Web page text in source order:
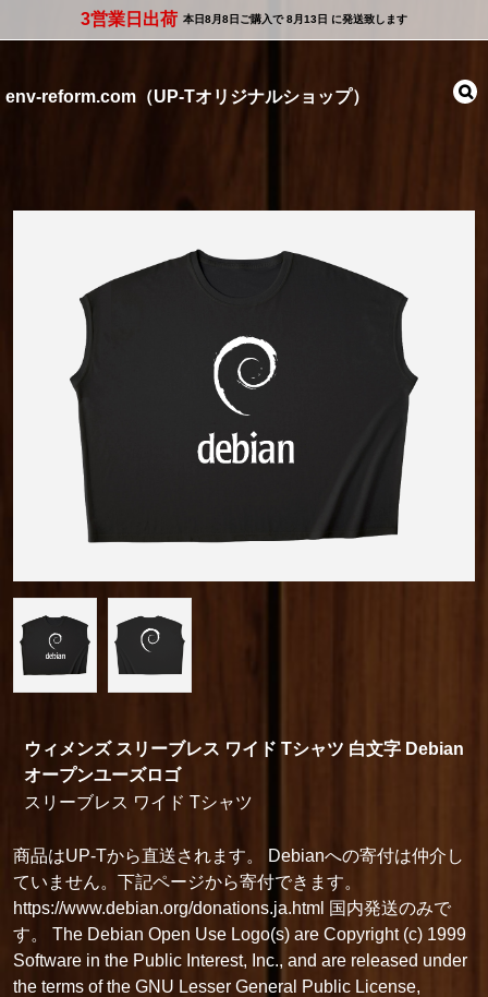
3営業日出荷 本日8月8日 ご購入で8月13日 に発送致します
env-reform.com（UP-Tオリジナルショップ）
ウィメンズ スリーブレス ワイド Tシャツ 白文字 Debian
オープンユーズロゴ
スリーブレス ワイド Tシャツ
商品はUP-Tから直送されます。 Debianへの寄付は仲介し
ていません。下記ページから寄付できます。
https://www.debian.org/donations.ja.html 国内発送のみで
す。 The Debian Open Use Logo(s) are Copyright (c) 1999
Software in the Public Interest, Inc., and are released under
the terms of the GNU Lesser General Public License,